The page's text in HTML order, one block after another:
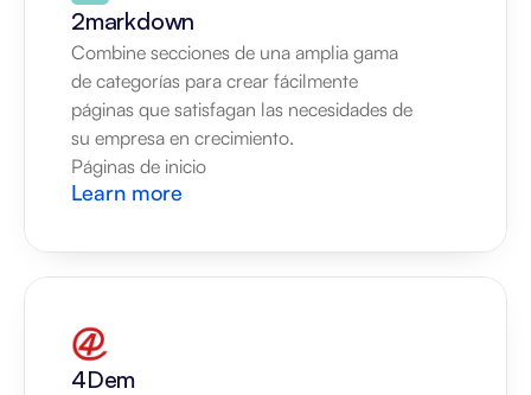
2markdown
Combine secciones de una amplia gama
de categorías para crear fácilmente
páginas que satisfagan las necesidades de
su empresa en crecimiento.
Páginas de inicio
Learn more
4Dem